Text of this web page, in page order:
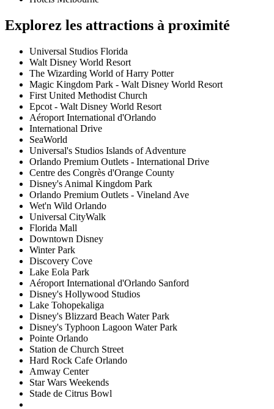
Explorez les attractions à proximité
Universal Studios Florida
Walt Disney World Resort
The Wizarding World of Harry Potter
Magic Kingdom Park - Walt Disney World Resort
First United Methodist Church
Epcot - Walt Disney World Resort
Aéroport International d'Orlando
International Drive
SeaWorld
Universal's Studios Islands of Adventure
Orlando Premium Outlets - International Drive
Centre des Congrès d'Orange County
Disney's Animal Kingdom Park
Orlando Premium Outlets - Vineland Ave
Wet'n Wild Orlando
Universal CityWalk
Florida Mall
Downtown Disney
Winter Park
Discovery Cove
Lake Eola Park
Aéroport International d'Orlando Sanford
Disney's Hollywood Studios
Lake Tohopekaliga
Disney's Blizzard Beach Water Park
Disney's Typhoon Lagoon Water Park
Pointe Orlando
Station de Church Street
Hard Rock Cafe Orlando
Amway Center
Star Wars Weekends
Stade de Citrus Bowl